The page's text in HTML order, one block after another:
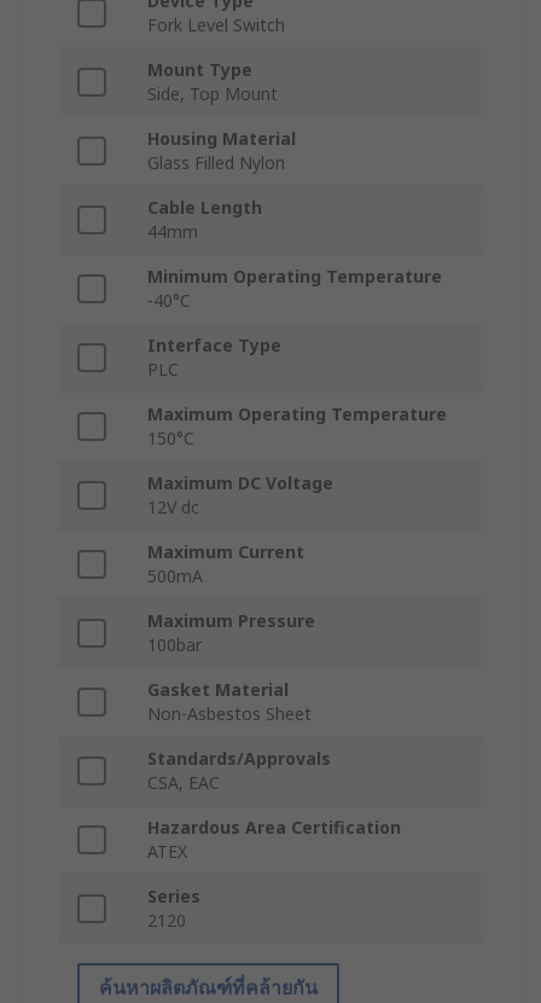
Fork Level Switch
Mount Type
Side, Top Mount
Housing Material
Glass Filled Nylon
Cable Length
44mm
Minimum Operating Temperature
-40°C
Interface Type
PLC
Maximum Operating Temperature
150°C
Maximum DC Voltage
12V dc
Maximum Current
500mA
Maximum Pressure
100bar
Gasket Material
Non-Asbestos Sheet
Standards/Approvals
CSA, EAC
Hazardous Area Certification
ATEX
Series
2120
ค้นหาผลิตภัณฑ์ที่คล้ายกัน